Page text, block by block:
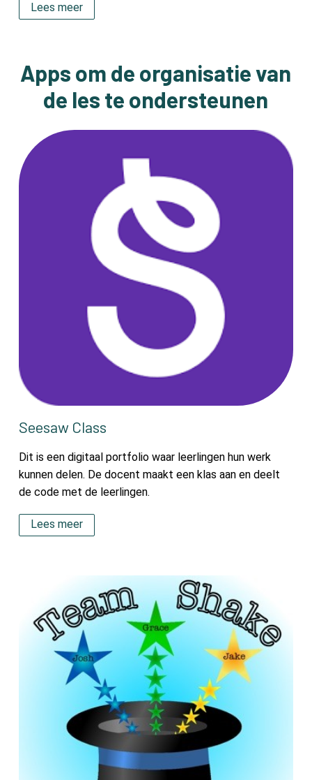
Lees meer
Apps om de organisatie van
de les te ondersteunen
Seesaw Class
Dit is een digitaal portfolio waar leerlingen hun werk
kunnen delen. De docent maakt een klas aan en deelt
de code met de leerlingen.
Lees meer